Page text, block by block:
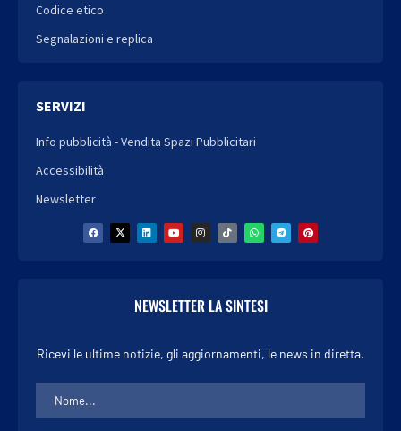
Codice etico
Segnalazioni e replica
SERVIZI
Info pubblicità - Vendita Spazi Pubblicitari
Accessibilità
Newsletter
NEWSLETTER LA SINTESI
Ricevi le ultime notizie, gli aggiornamenti, le news in diretta.